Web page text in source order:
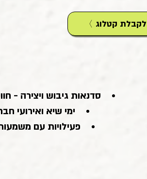
לקבלת קטלוג
סדנאות גיבוש ויצירה -
ימי שיא ואירועי
פעילויות עם